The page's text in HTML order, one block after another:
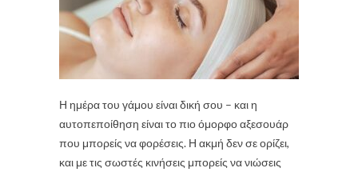
Η ημέρα του γάμου είναι δική σου – και η
αυτοπεποίθηση είναι το πιο όμορφο αξεσουάρ
που μπορείς να φορέσεις. Η ακμή δεν σε ορίζει,
και με τις σωστές κινήσεις μπορείς να νιώσεις